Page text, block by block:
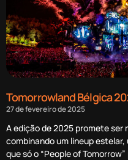
Tomorrowland Bélgica
27 de fevereiro de 2025
A edição de 2025 promete ser
combinando um lineup
que só o “People of